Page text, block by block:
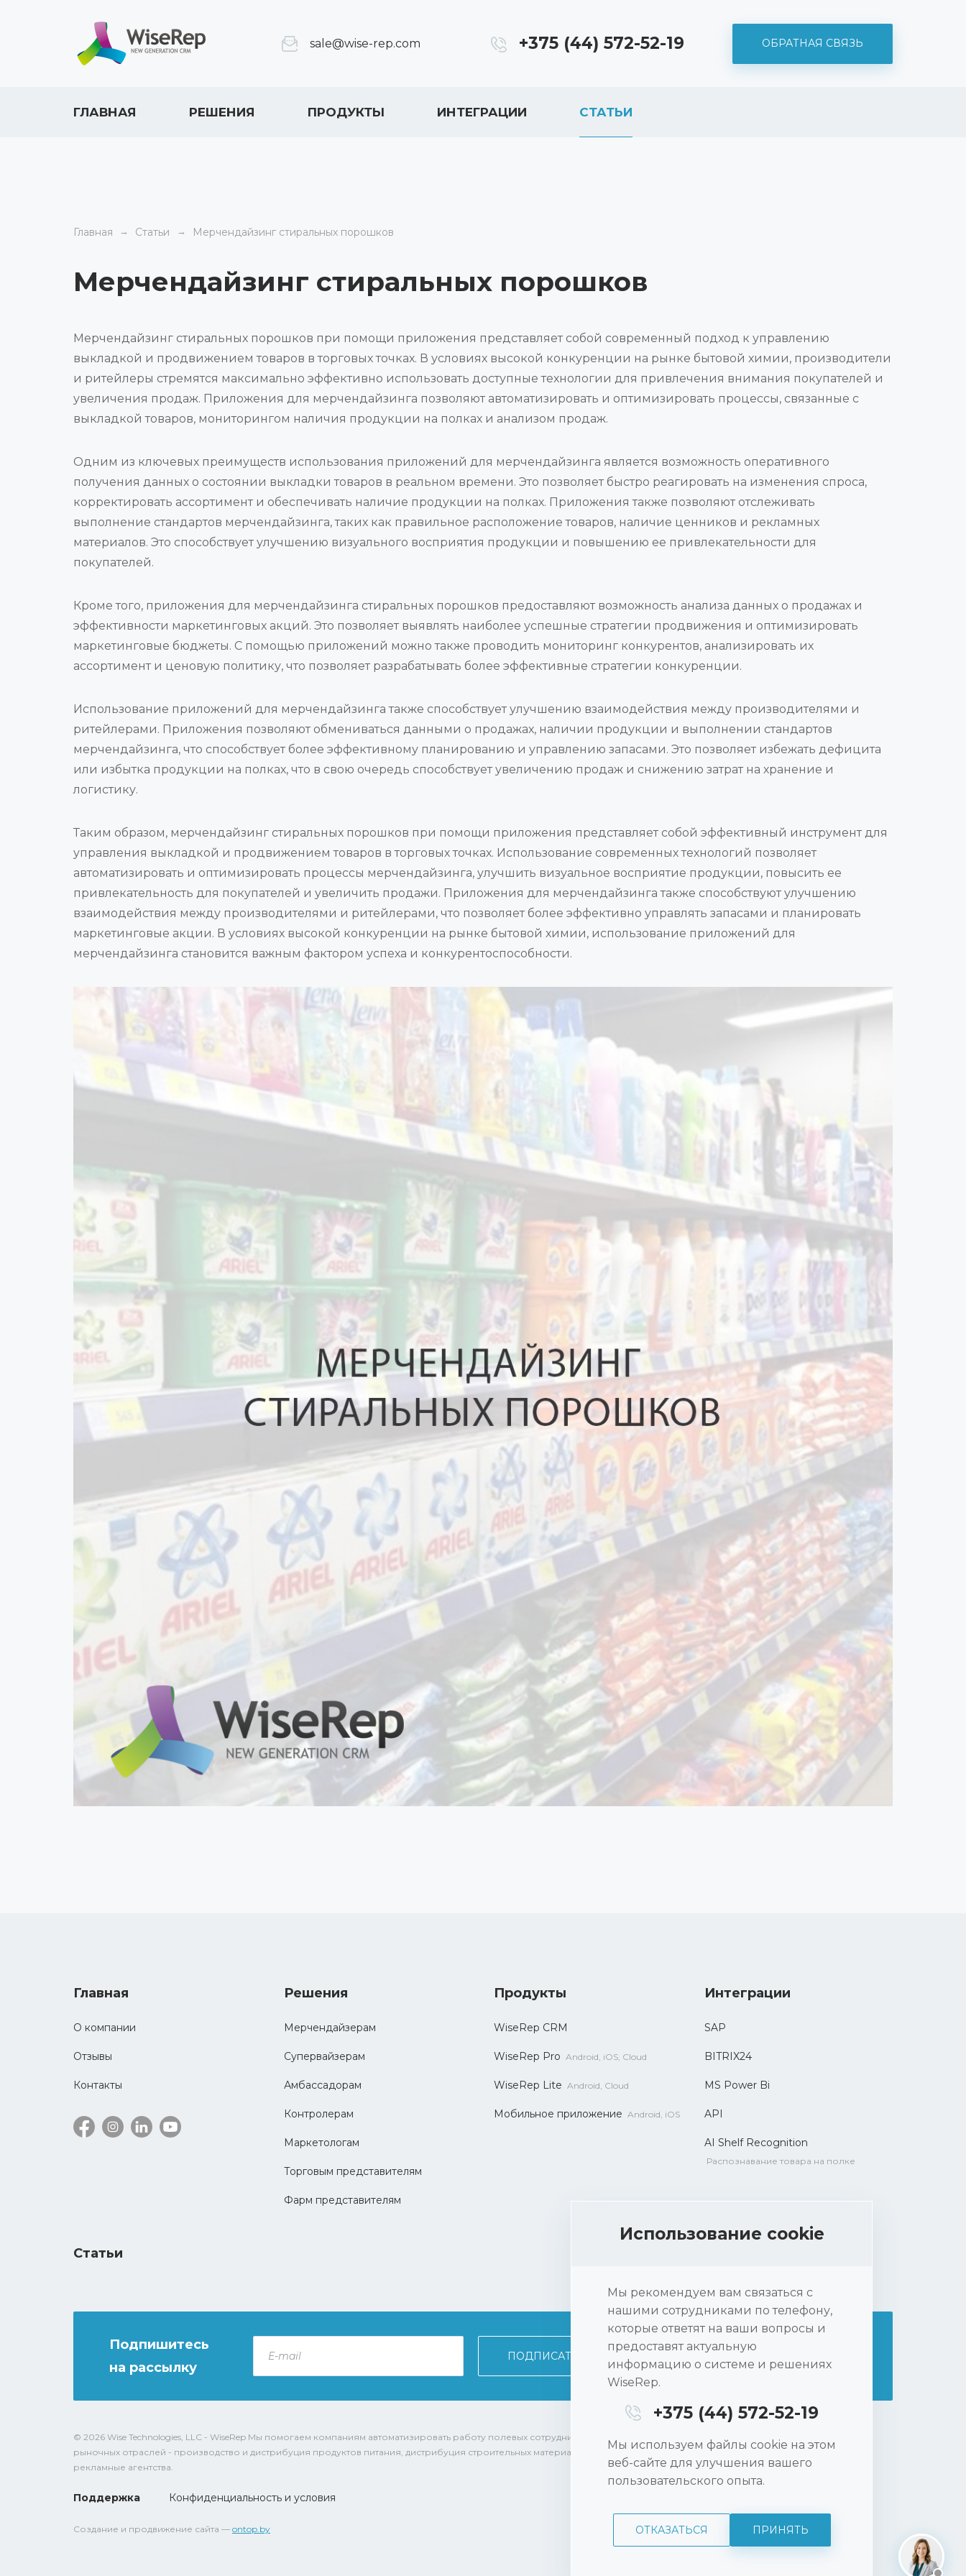
sale@wise-rep.com +375 (44) 572-52-19 ОБРАТНАЯ СВЯЗЬ
ГЛАВНАЯ РЕШЕНИЯ ПРОДУКТЫ ИНТЕГРАЦИИ СТАТЬИ
Главная Статьи Мерчендайзинг стиральных порошков
Мерчендайзинг стиральных порошков
Мерчендайзинг стиральных порошков при помощи приложения представляет собой современный подход к управлению
выкладкой и продвижением товаров в торговых точках. В условиях высокой конкуренции на рынке бытовой химии, производители
и ритейлеры стремятся максимально эффективно использовать доступные технологии для привлечения внимания покупателей и
увеличения продаж. Приложения для мерчендайзинга позволяют автоматизировать и оптимизировать процессы, связанные с
выкладкой товаров, мониторингом наличия продукции на полках и анализом продаж.
Одним из ключевых преимуществ использования приложений для мерчендайзинга является возможность оперативного
получения данных о состоянии выкладки товаров в реальном времени. Это позволяет быстро реагировать на изменения спроса,
корректировать ассортимент и обеспечивать наличие продукции на полках. Приложения также позволяют отслеживать
выполнение стандартов мерчендайзинга, таких как правильное расположение товаров, наличие ценников и рекламных
материалов. Это способствует улучшению визуального восприятия продукции и повышению ее привлекательности для
покупателей.
Кроме того, приложения для мерчендайзинга стиральных порошков предоставляют возможность анализа данных о продажах и
эффективности маркетинговых акций. Это позволяет выявлять наиболее успешные стратегии продвижения и оптимизировать
маркетинговые бюджеты. С помощью приложений можно также проводить мониторинг конкурентов, анализировать их
ассортимент и ценовую политику, что позволяет разрабатывать более эффективные стратегии конкуренции.
Использование приложений для мерчендайзинга также способствует улучшению взаимодействия между производителями и
ритейлерами. Приложения позволяют обмениваться данными о продажах, наличии продукции и выполнении стандартов
мерчендайзинга, что способствует более эффективному планированию и управлению запасами. Это позволяет избежать дефицита
или избытка продукции на полках, что в свою очередь способствует увеличению продаж и снижению затрат на хранение и
логистику.
Таким образом, мерчендайзинг стиральных порошков при помощи приложения представляет собой эффективный инструмент для
управления выкладкой и продвижением товаров в торговых точках. Использование современных технологий позволяет
автоматизировать и оптимизировать процессы мерчендайзинга, улучшить визуальное восприятие продукции, повысить ее
привлекательность для покупателей и увеличить продажи. Приложения для мерчендайзинга также способствуют улучшению
взаимодействия между производителями и ритейлерами, что позволяет более эффективно управлять запасами и планировать
маркетинговые акции. В условиях высокой конкуренции на рынке бытовой химии, использование приложений для
мерчендайзинга становится важным фактором успеха и конкурентоспособности.
Главная
О компании
Отзывы
Контакты
Решения
Мерчендайзерам
Супервайзерам
Амбассадорам
Контролерам
Маркетологам
Торговым представителям
Фарм представителям
Продукты
WiseRep CRM
WiseRep Pro Android, iOS, Cloud
WiseRep Lite Android, Cloud
Мобильное приложение Android, iOS
Интеграции
SAP
BITRIX24
MS Power Bi
API
AI Shelf Recognition
Распознавание товара на полке
Статьи
Подпишитесь
на рассылку
Нажимая на кнопку «ПОДПИСАТЬСЯ», вы
принимаете политику конфиденциальности
© 2026 Wise Technologies, LLC - WiseRep Мы помогаем компаниям автоматизировать работу полевых сотрудников из различных
рыночных отраслей - производство и дистрибуция продуктов питания, дистрибуция строительных материалов фармацевтика,
рекламные агентства.
Поддержка Конфиденциальность и условия
Создание и продвижение сайта — ontop.by
+375 (44) 572-52-19
sale@wise-rep.com
Использование cookie
Мы рекомендуем вам связаться с
нашими сотрудниками по телефону,
которые ответят на ваши вопросы и
предоставят актуальную
информацию о системе и решениях
WiseRep.
+375 (44) 572-52-19
Мы используем файлы cookie на этом
веб-сайте для улучшения вашего
пользовательского опыта.
ОТКАЗАТЬСЯ ПРИНЯТЬ